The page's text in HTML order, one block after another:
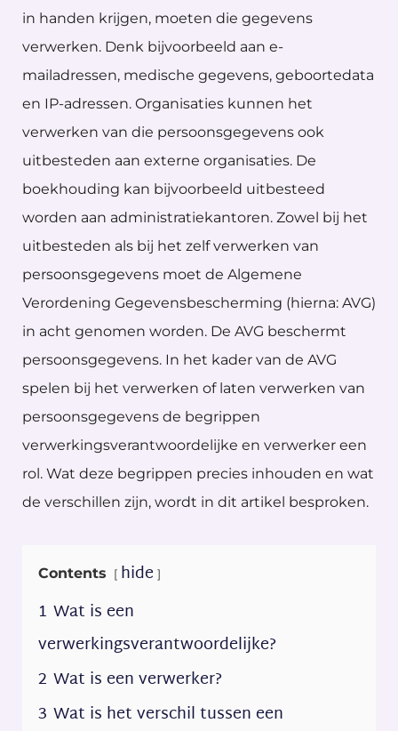
in handen krijgen, moeten die gegevens
verwerken. Denk bijvoorbeeld aan e-
mailadressen, medische gegevens, geboortedata
en IP-adressen. Organisaties kunnen het
verwerken van die persoonsgegevens ook
uitbesteden aan externe organisaties. De
boekhouding kan bijvoorbeeld uitbesteed
worden aan administratiekantoren. Zowel bij het
uitbesteden als bij het zelf verwerken van
persoonsgegevens moet de Algemene
Verordening Gegevensbescherming (hierna: AVG)
in acht genomen worden. De AVG beschermt
persoonsgegevens. In het kader van de AVG
spelen bij het verwerken of laten verwerken van
persoonsgegevens de begrippen
verwerkingsverantwoordelijke en verwerker een
rol. Wat deze begrippen precies inhouden en wat
de verschillen zijn, wordt in dit artikel besproken.
Contents
hide
1 Wat is een
verwerkingsverantwoordelijke?
2 Wat is een verwerker?
3 Wat is het verschil tussen een